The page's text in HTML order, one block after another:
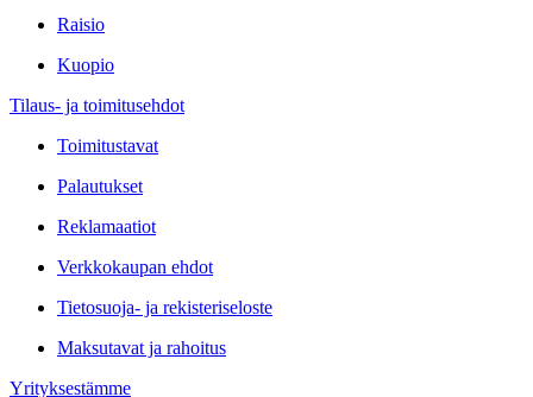
Raisio
Kuopio
Tilaus- ja toimitusehdot
Toimitustavat
Palautukset
Reklamaatiot
Verkkokaupan ehdot
Tietosuoja- ja rekisteriseloste
Maksutavat ja rahoitus
Yrityksestämme